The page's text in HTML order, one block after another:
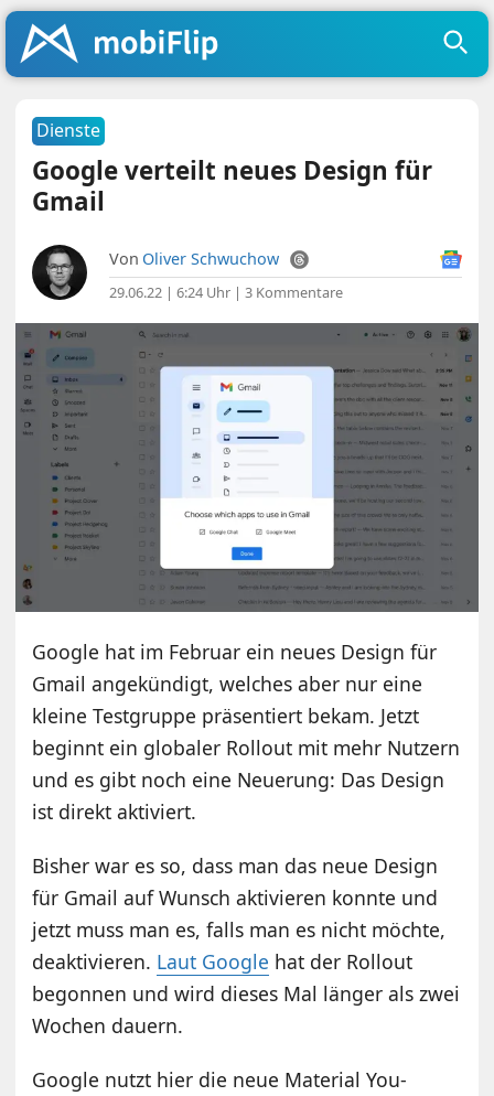
Dienste
Google verteilt neues Design für
Gmail
Von Oliver Schwuchow
29.06.22 | 6:24 Uhr |3 Kommentare
Google hat im Februar ein neues Design für
Gmail angekündigt, welches aber nur eine
kleine Testgruppe präsentiert bekam. Jetzt
beginnt ein globaler Rollout mit mehr Nutzern
und es gibt noch eine Neuerung: Das Design
ist direkt aktiviert.
Bisher war es so, dass man das neue Design
für Gmail auf Wunsch aktivieren konnte und
jetzt muss man es, falls man es nicht möchte,
deaktivieren. Laut Google hat der Rollout
begonnen und wird dieses Mal länger als zwei
Wochen dauern.
Google nutzt hier die neue Material You-